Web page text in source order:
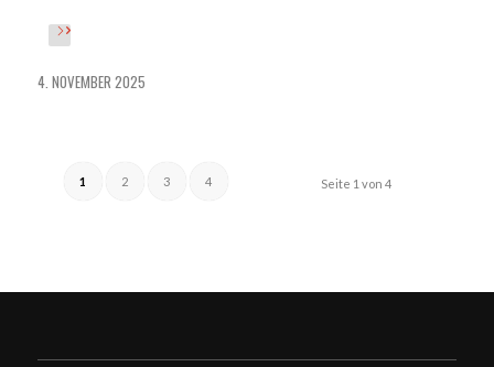
4. NOVEMBER 2025
Seite 1 von 4
1 2 3 4